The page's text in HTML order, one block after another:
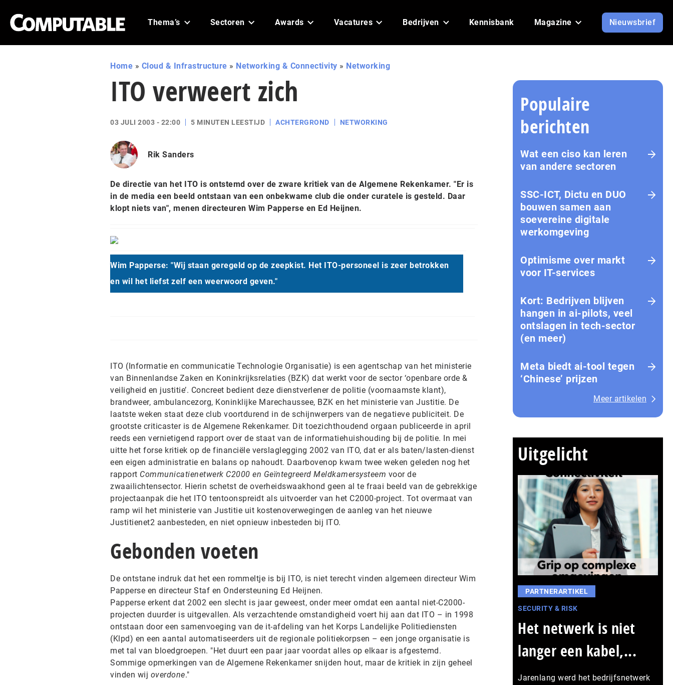
Thema’s Sectoren Awards Vacatures Bedrijven Kennisbank Magazine Nieuwsbrief
Home » Cloud & Infrastructure » Networking & Connectivity » Networking
ITO verweert zich
03 JULI 2003 - 22:00 5 MINUTEN LEESTIJD ACHTERGROND NETWORKING
Rik Sanders
De directie van het ITO is ontstemd over de zware kritiek van de Algemene Rekenkamer. "Er is
in de media een beeld ontstaan van een onbekwame club die onder curatele is gesteld. Daar
klopt niets van", menen directeuren Wim Papperse en Ed Heijnen.
Wim Papperse: "Wij staan geregeld op de zeepkist. Het ITO-personeel is zeer betrokken
en wil het liefst zelf een weerwoord geven."
ITO (Informatie en communicatie Technologie Organisatie) is een agentschap van het ministerie
van Binnenlandse Zaken en Koninkrijksrelaties (BZK) dat werkt voor de sector ‘openbare orde &
veiligheid en justitie’. Concreet bedient deze dienstverlener de politie (voornaamste klant),
brandweer, ambulancezorg, Koninklijke Marechaussee, BZK en het ministerie van Justitie. De
laatste weken staat deze club voortdurend in de schijnwerpers van de negatieve publiciteit. De
grootste criticaster is de Algemene Rekenkamer. Dit toezichthoudend orgaan publiceerde in april
reeds een vernietigend rapport over de staat van de informatiehuishouding bij de politie. In mei
uitte het forse kritiek op de financiële verslaglegging 2002 van ITO, dat er als baten/lasten-dienst
een eigen administratie en balans op nahoudt. Daarbovenop kwam twee weken geleden nog het
rapport Communicatienetwerk C2000 en Geïntegreerd Meldkamersysteem voor de
zwaailichtensector. Hierin schetst de overheidswaakhond geen al te fraai beeld van de gebrekkige
projectaanpak die het ITO tentoonspreidt als uitvoerder van het C2000-project. Tot overmaat van
ramp wil het ministerie van Justitie uit kostenoverwegingen de aanleg van het nieuwe
Justitienet2 aanbesteden, en niet opnieuw inbesteden bij ITO.
Gebonden voeten
De ontstane indruk dat het een rommeltje is bij ITO, is niet terecht vinden algemeen directeur Wim
Papperse en directeur Staf en Ondersteuning Ed Heijnen.
Papperse erkent dat 2002 een slecht is jaar geweest, onder meer omdat een aantal niet-C2000-
projecten duurder is uitgevallen. Als verzachtende omstandigheid voert hij aan dat ITO – in 1998
ontstaan door een samenvoeging van de it-afdeling van het Korps Landelijke Politiediensten
(Klpd) en een aantal automatiseerders uit de regionale politiekorpsen – een jonge organisatie is
met tal van bloedgroepen. "Het duurt een paar jaar voordat alles op elkaar is afgestemd.
Sommige opmerkingen van de Algemene Rekenkamer snijden hout, maar de kritiek in zijn geheel
vinden wij overdone."
Populaire
berichten
Wat een ciso kan leren
van andere sectoren
SSC-ICT, Dictu en DUO
bouwen samen aan
soevereine digitale
werkomgeving
Optimisme over markt
voor IT-services
Kort: Bedrijven blijven
hangen in ai-pilots, veel
ontslagen in tech-sector
(en meer)
Meta biedt ai-tool tegen
‘Chinese’ prijzen
Meer artikelen
Uitgelicht
PARTNERARTIKEL
SECURITY & RISK
Het netwerk is niet
langer een kabel,...
Jarenlang werd het bedrijfsnetwerk